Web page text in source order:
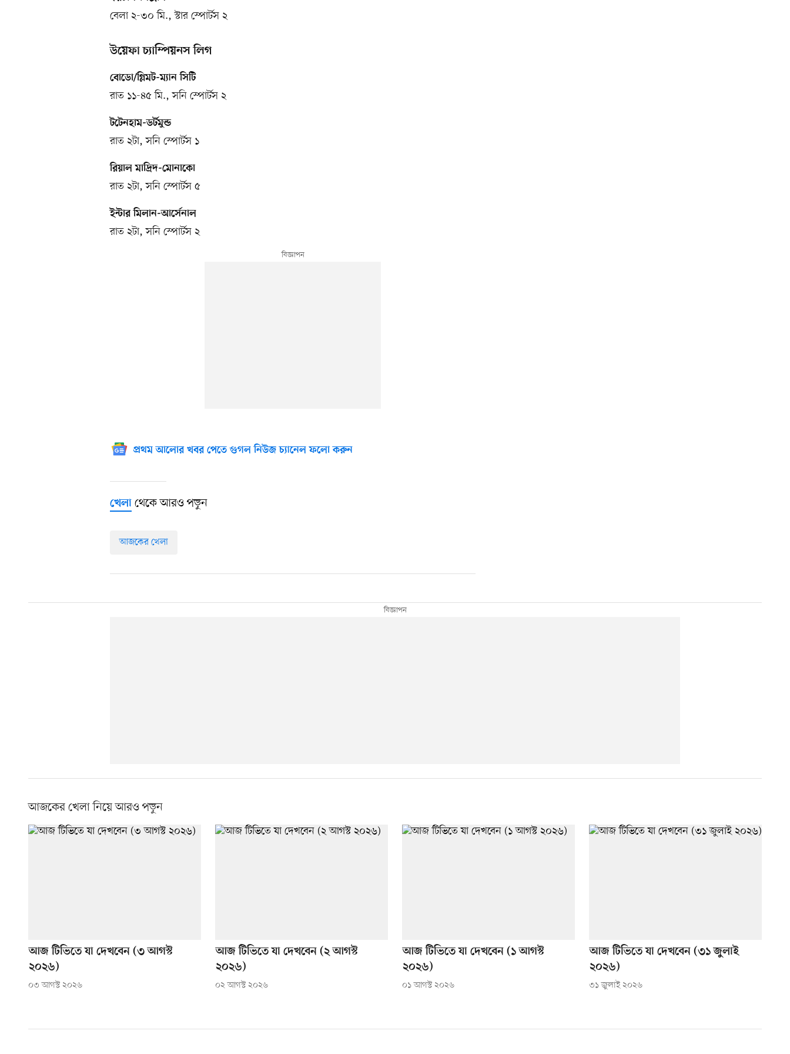
বেলা ২-৩০ মি., স্টার স্পোর্টস ২
উয়েফা চ্যাম্পিয়নস লিগ
বোডো/গ্লিমট-ম্যান সিটি
রাত ১১-৪৫ মি., সনি স্পোর্টস ২
টটেনহাম-ডর্টমুন্ড
রাত ২টা, সনি স্পোর্টস ১
রিয়াল মাদ্রিদ-মোনাকো
রাত ২টা, সনি স্পোর্টস ৫
ইন্টার মিলান-আর্সেনাল
রাত ২টা, সনি স্পোর্টস ২
প্রথম আলোর খবর পেতে গুগল নিউজ চ্যানেল ফলো করুন
খেলা থেকে আরও পড়ুন
আজকের খেলা
আজকের খেলা নিয়ে আরও পড়ুন
আজ টিভিতে যা দেখবেন (৩ আগস্ট
২০২৬)
০৩ আগস্ট ২০২৬
আজ টিভিতে যা দেখবেন (২ আগস্ট
২০২৬)
০২ আগস্ট ২০২৬
আজ টিভিতে যা দেখবেন (১ আগস্ট
২০২৬)
০১ আগস্ট ২০২৬
আজ টিভিতে যা দেখবেন (৩১ জুলাই
২০২৬)
৩১ জুলাই ২০২৬